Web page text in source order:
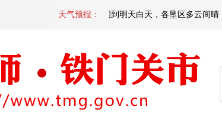
天气预报：
预计：今天夜间到明天白天，各垦区多云间